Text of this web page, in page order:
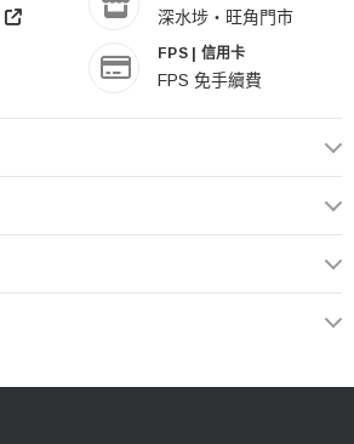
深水埗・旺角門市
FPS | 信用卡
FPS 免手續費